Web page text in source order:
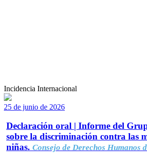
Incidencia Internacional
25 de junio de 2026
Declaración oral | Informe del
sobre la discriminación contra las
niñas. Consejo de Derechos Humanos